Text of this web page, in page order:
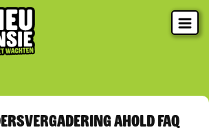
Ahold FAQ